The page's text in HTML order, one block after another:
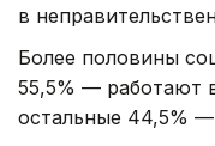
в
Более половины
55,5% — работают
остальные 44,5% —